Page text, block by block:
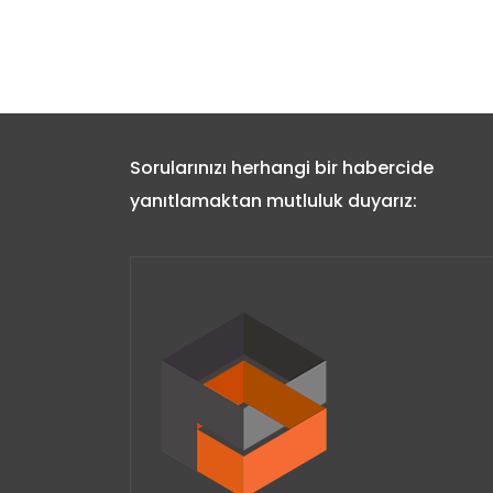
Sorularınızı herhangi bir habercide
yanıtlamaktan mutluluk duyarız: